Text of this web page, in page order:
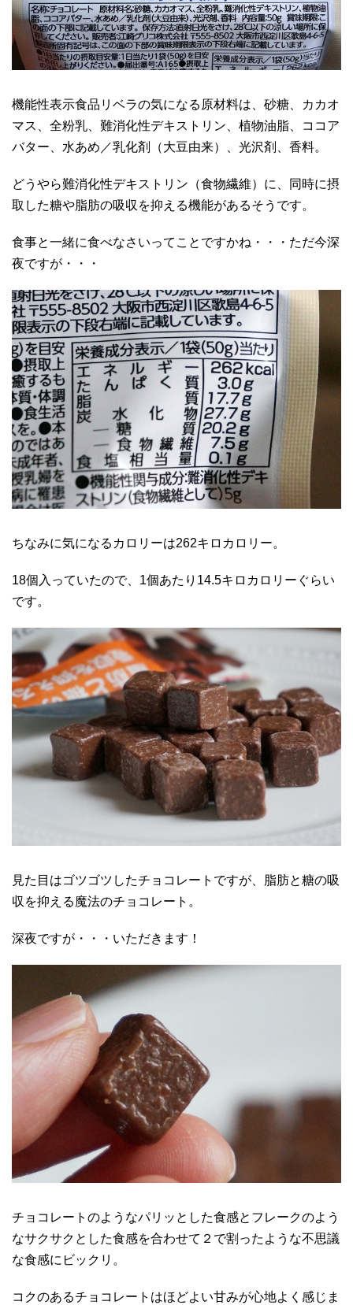
機能性表示食品リベラの気になる原材料は、砂糖、カカオ
マス、全粉乳、難消化性デキストリン、植物油脂、ココア
バター、水あめ／乳化剤（大豆由来）、光沢剤、香料。
どうやら難消化性デキストリン（食物繊維）に、同時に摂
取した糖や脂肪の吸収を抑える機能があるそうです。
食事と一緒に食べなさいってことですかね・・・ただ今深
夜ですが・・・
ちなみに気になるカロリーは262キロカロリー。
18個入っていたので、1個あたり14.5キロカロリーぐらい
です。
見た目はゴツゴツしたチョコレートですが、脂肪と糖の吸
収を抑える魔法のチョコレート。
深夜ですが・・・いただきます！
チョコレートのようなパリッとした食感とフレークのよう
なサクサクとした食感を合わせて２で割ったような不思議
な食感にビックリ。
コクのあるチョコレートはほどよい甘みが心地よく感じま